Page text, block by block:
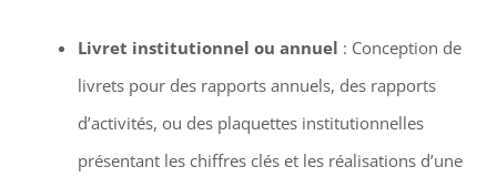
Livret institutionnel ou annuel : Conception de
livrets pour des rapports annuels, des rapports
d’activités, ou des plaquettes institutionnelles
présentant les chiffres clés et les réalisations d’une